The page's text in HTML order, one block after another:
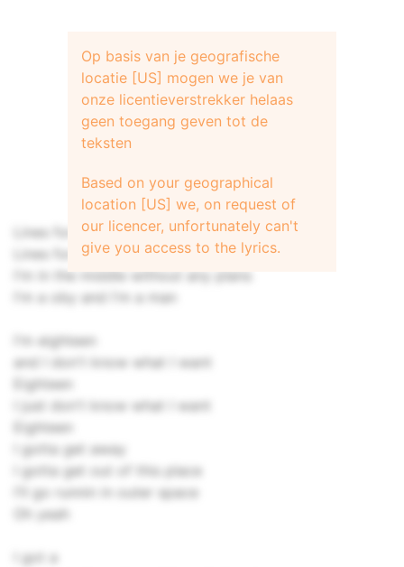
Lines form on my face and hands
Lines form from the ups and downs
I'm in the middle without any plans
I'm a oby and I'm a man
I'm eighteen
and I don't know what I want
Eighteen
I just don't know what I want
Eighteen
I gotta get away
I gotta get out of this place
I'll go runnin in outer space
Oh yeah
I got a
Op basis van je geografische
locatie [US] mogen we je van
onze licentieverstrekker helaas
geen toegang geven tot de
teksten
Based on your geographical
location [US] we, on request of
our licencer, unfortunately can't
give you access to the lyrics.